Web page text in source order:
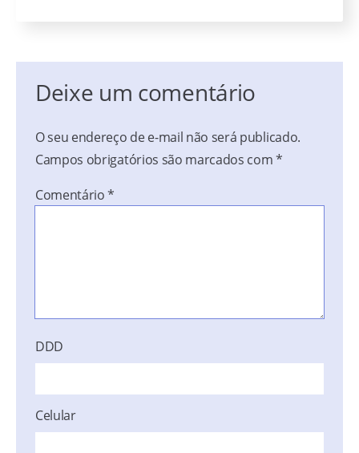
Deixe um comentário
O seu endereço de e-mail não será publicado.
Campos obrigatórios são marcados com*
Comentário*
DDD
Celular